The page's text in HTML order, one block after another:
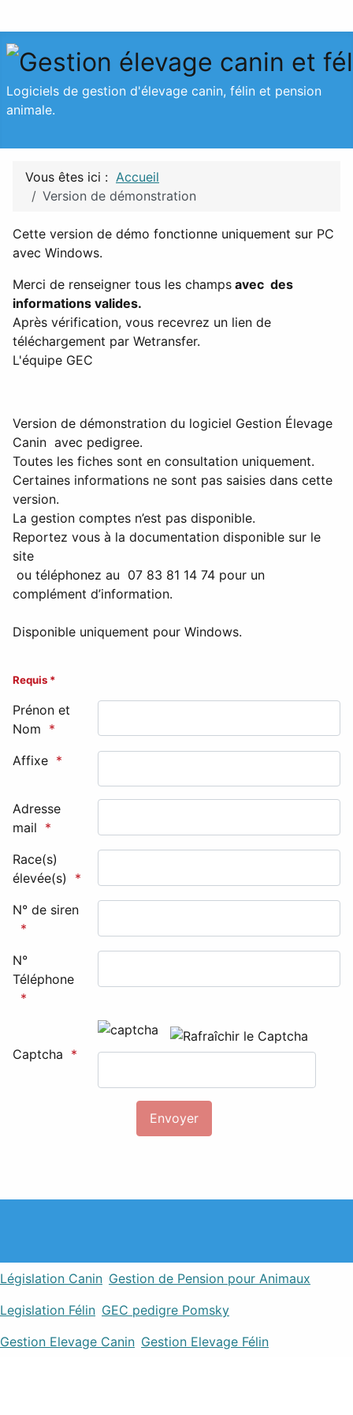
Logiciels de gestion d'élevage canin, félin et pension
animale.
Vous êtes ici : Accueil
Version de démonstration
Cette version de démo fonctionne uniquement sur PC
avec Windows.
Merci de renseigner tous les champs avec des
informations valides.
Après vérification, vous recevrez un lien de
téléchargement par Wetransfer.
L'équipe GEC
Version de démonstration du logiciel Gestion Élevage
Canin avec pedigree.
Toutes les fiches sont en consultation uniquement.
Certaines informations ne sont pas saisies dans cette
version.
La gestion comptes n’est pas disponible.
Reportez vous à la documentation disponible sur le
site
ou téléphonez au 07 83 81 14 74 pour un
complément d’information.
Disponible uniquement pour Windows.
Requis *
Prénon et
Nom
Affixe
Adresse
mail
Race(s)
élevée(s)
N° de siren
N°
Téléphone
Honeypot, please leave this field empty
Captcha
Législation Canin Gestion de Pension pour Animaux
Legislation Félin GEC pedigre Pomsky
Gestion Elevage Canin Gestion Elevage Félin